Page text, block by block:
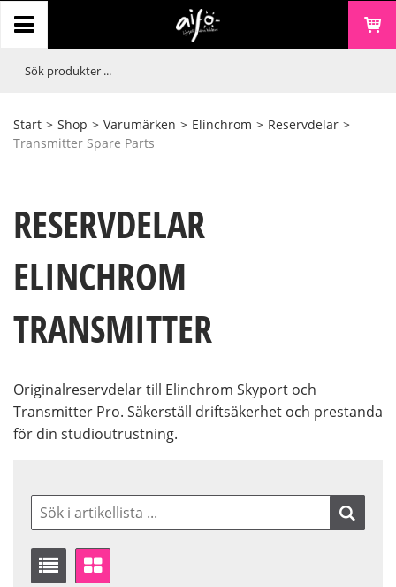
Start > Shop > Varumärken > Elinchrom > Reservdelar >
Transmitter Spare Parts
RESERVDELAR
ELINCHROM
TRANSMITTER
Originalreservdelar till Elinchrom Skyport och
Transmitter Pro. Säkerställ driftsäkerhet och prestanda
för din studioutrustning.